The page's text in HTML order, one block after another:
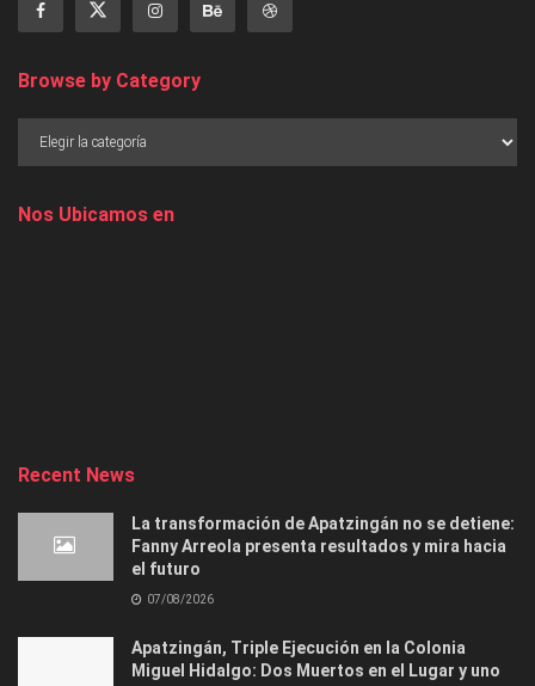
Browse by Category
Nos Ubicamos en
Recent News
La transformación de Apatzingán no se detiene:
Fanny Arreola presenta resultados y mira hacia
el futuro
07/08/2026
Apatzingán, Triple Ejecución en la Colonia
Miguel Hidalgo: Dos Muertos en el Lugar y uno